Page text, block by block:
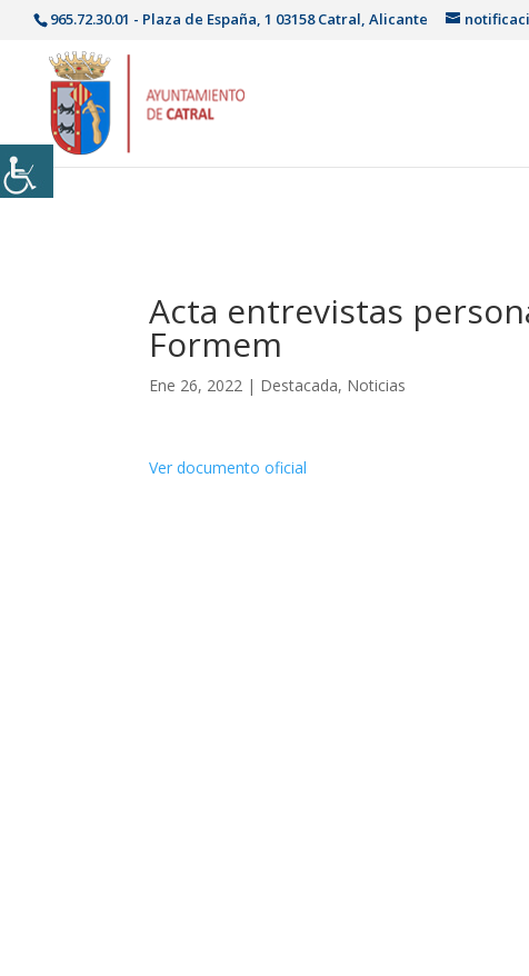
965.72.30.01 - Plaza de España, 1 03158 Catral, Alicante
Acta entrevistas
Formem
Ene 26, 2022 | Destacada, Noticias
Ver documento oficial